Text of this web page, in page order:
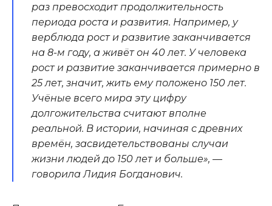
раз превосходит продолжительность
периода роста и развития. Например, у
верблюда рост и развитие заканчивается
на 8-м году, а живёт он 40 лет. У человека
рост и развитие заканчивается примерно в
25 лет, значит, жить ему положено 150 лет.
Учёные всего мира эту цифру
долгожительства считают вполне
реальной. В истории, начиная с древних
времён, засвидетельствованы случаи
жизни людей до 150 лет и больше», —
говорила Лидия Богданович.